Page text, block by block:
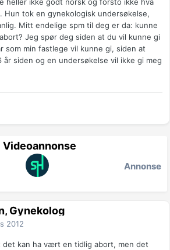
heller ikke godt norsk og forsto ikke hva
Hun tok en gynekologisk undersøkelse,
Mitt endelige spm til deg er da: kunne
Jeg spør deg siden at du vil kunne gi
som min fastlege vil kunne gi, siden at
siden og en undersøkelse vil ikke gi meg
Videoannonse
Annonse
Gynekolog
2012
det kan ha vært en tidlig abort, men det